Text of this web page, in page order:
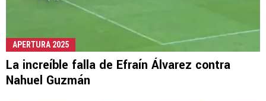
APERTURA 2025
La increíble falla de Efraín Álvarez contra
Nahuel Guzmán